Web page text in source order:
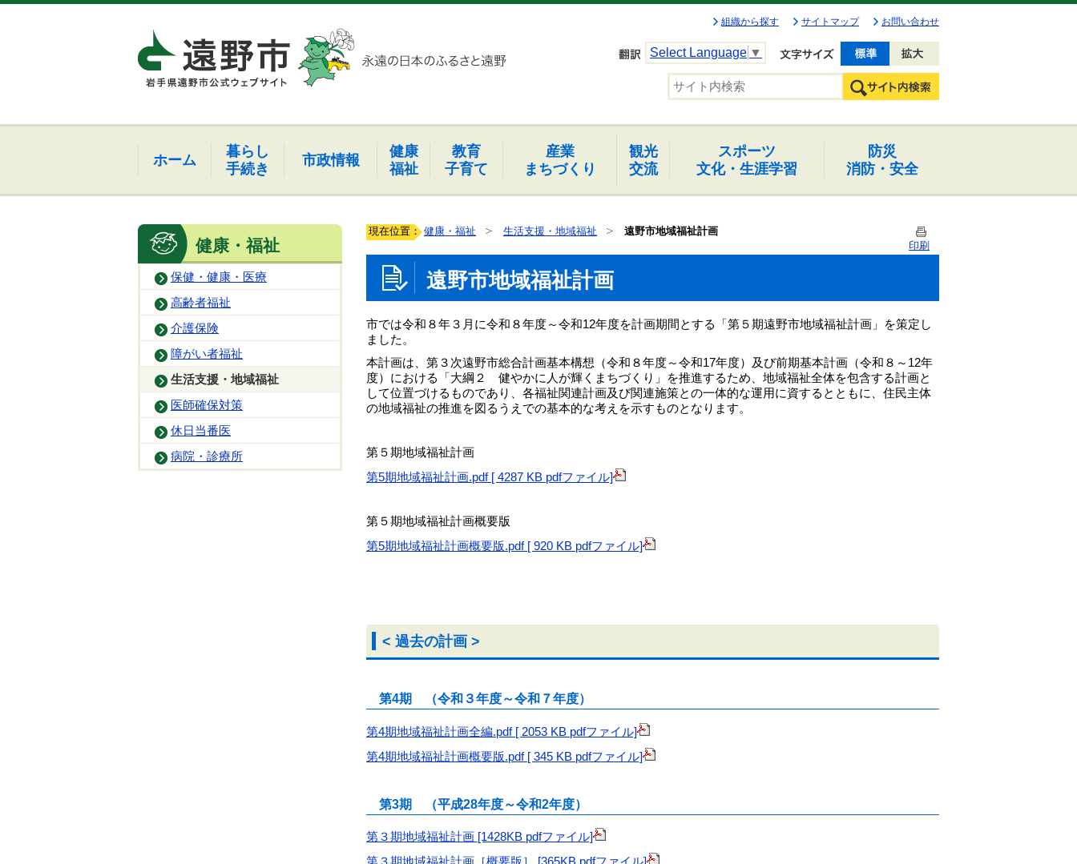
組織から探す サイトマップ お問い合わせ
Select Language ▼ 文字を小さく
ホーム
暮らし
手続き
市政情報
健康
福祉
教育
子育て
産業
まちづくり
観光
交流
スポーツ
文化・生涯学習
防災
消防・安全
健康・福祉
保健・健康・医療
高齢者福祉
介護保険
障がい者福祉
生活支援・地域福祉
医師確保対策
休日当番医
病院・診療所
現在位置： 健康・福祉 生活支援・地域福祉
遠野市地域福祉計画
印刷
遠野市地域福祉計画
市では令和８年３月に令和８年度～令和12年度を計画期間とする「第５期遠野市地域福祉計画」を策定し
ました。
本計画は、第３次遠野市総合計画基本構想（令和８年度～令和17年度）及び前期基本計画（令和８～12年
度）における「大綱２ 健やかに人が輝くまちづくり」を推進するため、地域福祉全体を包含する計画と
して位置づけるものであり、各福祉関連計画及び関連施策との一体的な運用に資するとともに、住民主体
の地域福祉の推進を図るうえでの基本的な考えを示すものとなります。
第５期地域福祉計画
第5期地域福祉計画.pdf [ 4287 KB pdfファイル]
第５期地域福祉計画概要版
第5期地域福祉計画概要版.pdf [ 920 KB pdfファイル]
< 過去の計画 >
第4期 （令和３年度～令和７年度）
第4期地域福祉計画全編.pdf [ 2053 KB pdfファイル]
第4期地域福祉計画概要版.pdf [ 345 KB pdfファイル]
第3期 （平成28年度～令和2年度）
第３期地域福祉計画 [1428KB pdfファイル]